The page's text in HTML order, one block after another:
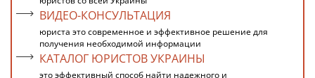
ВИДЕО-КОНСУЛЬТАЦИЯ
юриста это современное и эффективное решение для
получения необходимой информации
КАТАЛОГ ЮРИСТОВ УКРАИНЫ
это эффективный способ найти надежного и